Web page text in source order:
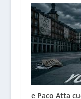
e Paco Atta